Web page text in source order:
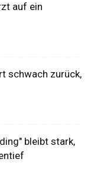
auf ein
schwach zurück,
bleibt stark,